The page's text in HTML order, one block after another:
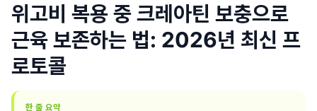
위고비 복용 중 크레아틴 보충으로
근육 보존하는 법: 2026년 최신 프
로토콜
한 줄 요약